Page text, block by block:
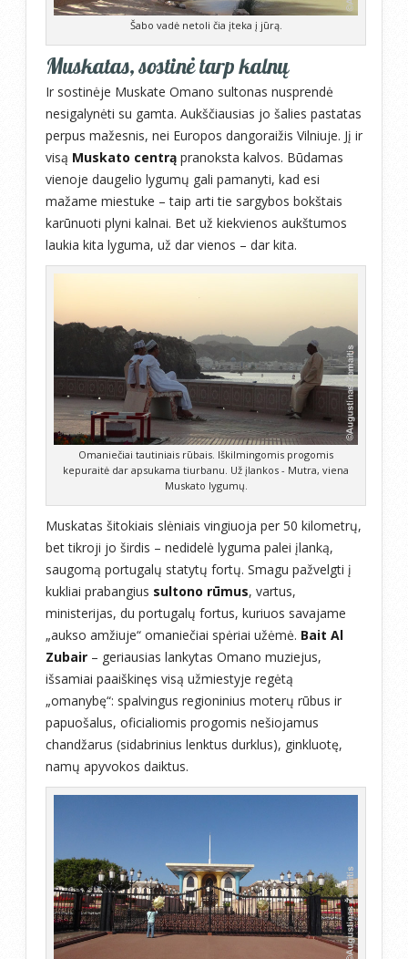
Šabo vadė netoli čia įteka į jūrą.
Muskatas, sostinė tarp kalnų
Ir sostinėje Muskate Omano sultonas nusprendė
nesigalynėti su gamta. Aukščiausias jo šalies pastatas
perpus mažesnis, nei Europos dangoraižis Vilniuje. Jį ir
visą Muskato centrą pranoksta kalvos. Būdamas
vienoje daugelio lygumų gali pamanyti, kad esi
mažame miestuke – taip arti tie sargybos bokštais
karūnuoti plyni kalnai. Bet už kiekvienos aukštumos
laukia kita lyguma, už dar vienos – dar kita.
Omaniečiai tautiniais rūbais. Iškilmingomis progomis
kepuraitė dar apsukama tiurbanu. Už įlankos - Mutra, viena
Muskato lygumų.
Muskatas šitokiais slėniais vingiuoja per 50 kilometrų,
bet tikroji jo širdis – nedidelė lyguma palei įlanką,
saugomą portugalų statytų fortų. Smagu pažvelgti į
kukliai prabangius sultono rūmus, vartus,
ministerijas, du portugalų fortus, kuriuos savajame
„aukso amžiuje“ omaniečiai spėriai užėmė. Bait Al
Zubair – geriausias lankytas Omano muziejus,
išsamiai paaiškinęs visą užmiestyje regėtą
„omanybę“: spalvingus regioninius moterų rūbus ir
papuošalus, oficialiomis progomis nešiojamus
chandžarus (sidabrinius lenktus durklus), ginkluotę,
namų apyvokos daiktus.